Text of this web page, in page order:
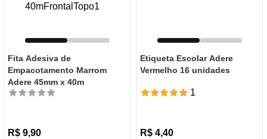
Fita Adesiva de
Empacotamento Marrom
Adere 45mm x 40m
R$ 9,90
Etiqueta Escolar Adere
Vermelho 16 unidades
1
R$ 4,40